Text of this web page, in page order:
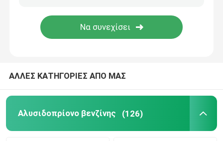
Ανεμιστήρας φύλλων και χιονιού
ΑΛΛΕΣ ΚΑΤΗΓΟΡΙΕΣ ΑΠΟ ΜΑΣ
Αλυσιδοπρίονο βενζίνης (126)